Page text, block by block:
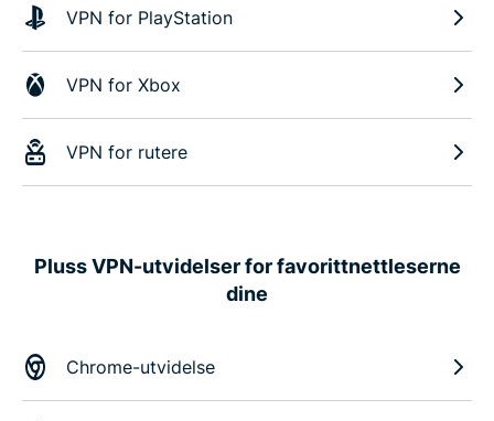
VPN for PlayStation
VPN for Xbox
VPN for rutere
Pluss VPN-utvidelser for favorittnettleserne
dine
Chrome-utvidelse